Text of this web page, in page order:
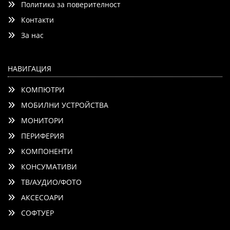
Политика за поверителност
Контакти
За нас
НАВИГАЦИЯ
КОМПЮТРИ
МОБИЛНИ УСТРОЙСТВА
МОНИТОРИ
ПЕРИФЕРИЯ
КОМПОНЕНТИ
КОНСУМАТИВИ
ТВ/АУДИО/ФОТО
АКСЕСОАРИ
СОФТУЕР